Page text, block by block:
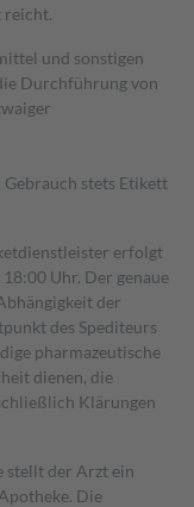
reicht.
und sonstigen
Durchführung von
stets Etikett
erfolgt
Uhr. Der genaue
der
des Spediteurs
pharmazeutische
dienen, die
Klärungen
stellt der Arzt ein
Die